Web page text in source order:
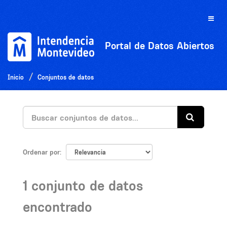
Toggle
Portal de Datos Abiertos
Inicio Conjuntos de datos
Ordenar por
1 conjunto de datos
encontrado